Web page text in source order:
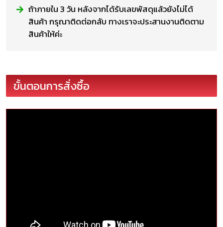
ถ้าภายใน 3 วัน หลังจากได้รับเลขพัสดุแล้วยังไม่ได้
สินค้า กรุณาติดต่อกลับ ทางเราจะประสานงานติดตาม
สินค้าให้ค่ะ
ขั้นตอนการสั่งซื้อ